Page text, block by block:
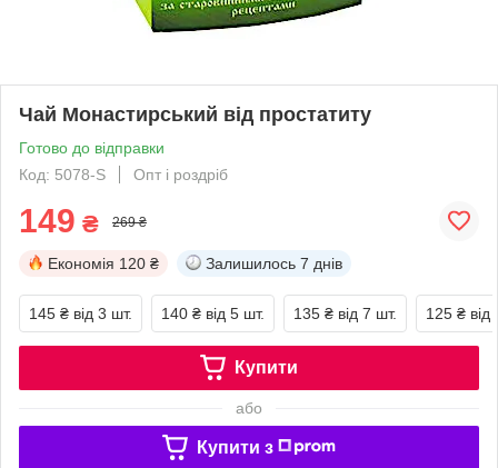
Чай Монастирський від простатиту
Готово до відправки
Код: 5078-S
Опт і роздріб
149 ₴ 269 ₴
Економія 120 ₴ Залишилось 7 днів
145 ₴ від 3 шт. 140 ₴ від 5 шт. 135 ₴ від 7 шт. 125 ₴ від
Купити
або
Купити з